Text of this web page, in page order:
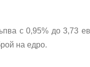
с 0,95% до 3,73
на едро.